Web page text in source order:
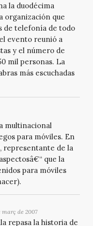
la duodécima
organización que
de telefonía de todo
evento reunió a
y el número de
mil personas. La
más escuchadas
multinacional
para móviles. En
representante de la
que la
para móviles
març de 2007
repasa la historia de